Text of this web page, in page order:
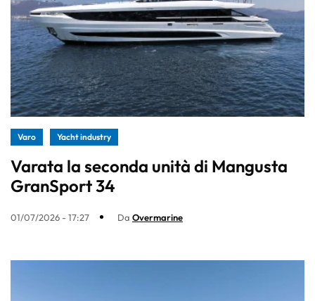
Varo Yacht industry
Varata la seconda unità di Mangusta
GranSport 34
01/07/2026 - 17:27 Da Overmarine